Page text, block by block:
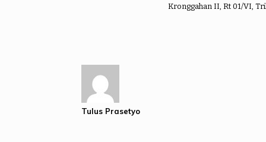
Kronggahan II, Rt 01/VI,
Tulus Prasetyo